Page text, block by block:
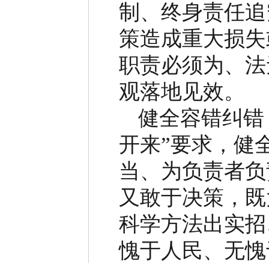
制、终身责任
策造成重大损
职责必须为、
观落地见效。
健全容错纠
开来”要求，健
当、为负责者
又敢于决策，
科学方法出实
愧于人民、无